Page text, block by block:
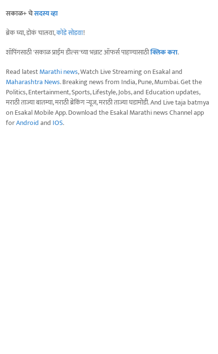
सकाळ+ चेसदस्य व्हा
ब्रेक घ्या, डोकं चालवा,कोडे सोडवा!
शॉपिंगसाठी 'सकाळ प्राईम डील्स'च्या भन्नाट ऑफर्स पाहण्यासाठीक्लिक करा.
Read latestMarathi news, Watch Live Streaming on Esakal and
Maharashtra News. Breaking news from India, Pune, Mumbai. Get the
Politics, Entertainment, Sports, Lifestyle, Jobs, and Education updates,
मराठी ताज्या बातम्या, मराठी ब्रेकिंग न्यूज, मराठी ताज्या घडामोडी. And Live taja batmya
on Esakal Mobile App. Download the Esakal Marathi news Channel app
forAndroidand IOS.